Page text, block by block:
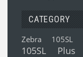
CATEGORY
Zebra 105SL
105SL Plus